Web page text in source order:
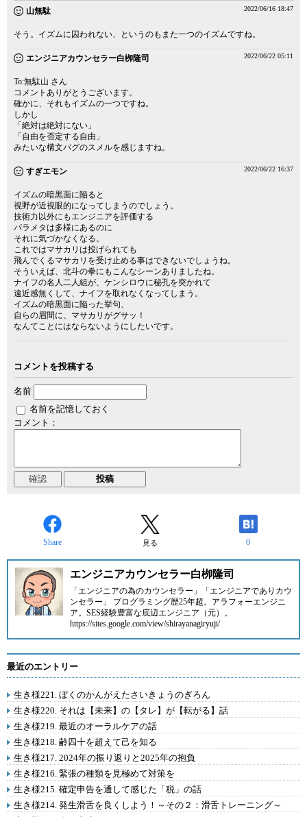
山無駄 2022/06/16 18:47
そう。イズムに囚われない、というのもまた一つのイズムですね。
エンジニアカウンセラー白栁隆司 2022/06/22 05:11
To:無駄山 さん
コメントありがとうございます。
確かに、それもイズムの一つですね。
しかし
「絶対は絶対にない」
「自由を否定する自由」
みたいな構文バグのスメルを感じますね。
すぎエモン 2022/06/22 16:37
イズムの暗黒面に陥ると
視野が近視眼的になってしまうのでしょう。
技術力以外にもエンジニアを評価する
パラメタは多様にあるのに
それに気づかなくなる。
これではマサカリは投げられても
飛んでくるマサカリを受け止める事はできないでしょうね。
そういえば、北斗の拳にもこんなシーンありましたね。
ナイフの名人二人組が、ケンシロウに秘孔を突かれて
遠近感無くして、ナイフを取れなくなってしまう。
イズムの暗黒面に陥った挙句、
自らの眉間に、マサカリがグサッ！
なんてことにはならないようにしたいです。
コメントを投稿する
名前
名前を記憶しておく
コメント：
Share 見る 0
エンジニアカウンセラー白栁隆司
「エンジニアの為のカウンセラー」「エンジニアでありカウ
ンセラー」 プログラミング歴25年超。アラフォーエンジニ
ア。SES経験豊富な底辺エンジニア（元）。
https://sites.google.com/view/shirayanagiryuji/
最近のエントリー
生き様221. ぼくのかんがえたさいきょうのぎろん
生き様220. それは【未来】の【タレ】が【転がる】話
生き様219. 最近のオーラルケアの話
生き様218. 齢四十を超えて己を知る
生き様217. 2024年の振り返りと2025年の抱負
生き様216. 緊張の種類を見極めて対策を
生き様215. 確定申告を通して感じた「税」の話
生き様214. 発生滑舌を良くしよう！～その２：滑舌トレーニング～